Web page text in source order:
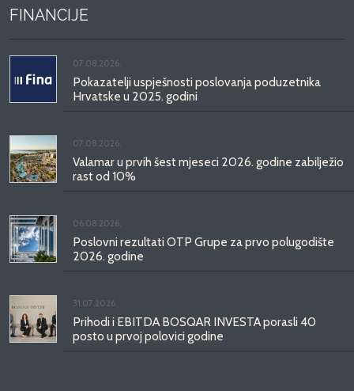
FINANCIJE
07.08.2026.
Pokazatelji uspješnosti poslovanja poduzetnika
Hrvatske u 2025. godini
07.08.2026.
Valamar u prvih šest mjeseci 2026. godine zabilježio
rast od 10%
06.08.2026.
Poslovni rezultati OTP Grupe za prvo polugodište
2026. godine
31.07.2026.
Prihodi i EBITDA BOSQAR INVESTA porasli 40
posto u prvoj polovici godine